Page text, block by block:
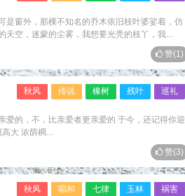
是窗外，那棵不知名的乔木依旧枝叶婆娑着，仿
天空，迷蒙的尘雾，我想要光秃的枝丫，我...
赞(1)
秋风 传说 橡树 残叶 巡礼
爱的，不，比亲爱者更亲爱的 于今，还记得你迎
大 浓荫稠...
赞(3)
秋风 唱和 七律 玉林 祸害